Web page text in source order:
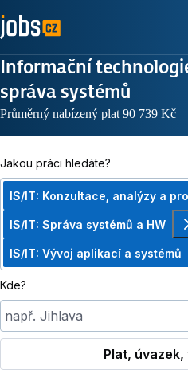
Informační
správa systémů
Průměrný nabízený plat 90 739 Kč
Jakou práci hledáte?
IS/IT: Konzultace, analýzy a
IS/IT: Správa systémů a HW
IS/IT: Vývoj aplikací a systémů
Kde?
např. Jihlava
Plat,